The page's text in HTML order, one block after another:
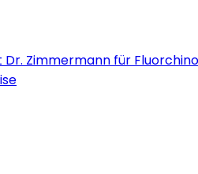
Zimmermann für